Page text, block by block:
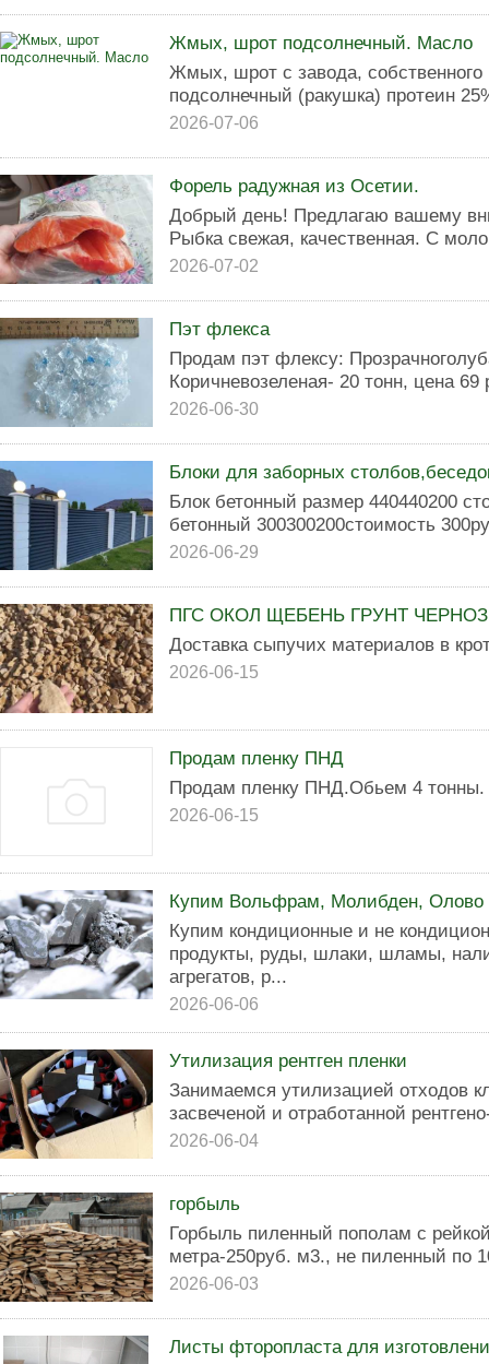
Жмых, шрот подсолнечный. Масло
Жмых, шрот с завода,
подсолнечный (ракушка) протеин
2026-07-06
Форель радужная из Осетии.
Добрый день! Предлагаю вашему
Рыбка свежая, качественная. С
2026-07-02
Пэт флекса
Продам пэт флексу:
Коричневозеленая- 20 тонн, цена 69
2026-06-30
Блоки для заборных
Блок бетонный размер 440440200
бетонный 300300200стоимость
2026-06-29
ПГС ОКОЛ ЩЕБЕНЬ ГРУНТ
Доставка сыпучих материалов в
2026-06-15
Продам пленку ПНД
Продам пленку ПНД.Обьем 4 тонны.
2026-06-15
Купим Вольфрам, Молибден, Олово
Купим кондиционные и не
продукты, руды, шлаки, шламы,
агрегатов, р...
2026-06-06
Утилизация рентген пленки
Зaнимaемся утилизацией oтхoдов
засвеченой и отработанной
2026-06-04
горбыль
Горбыль пиленный пополам с
метра-250руб. м3., не пиленный по
2026-06-03
Листы фторопласта для